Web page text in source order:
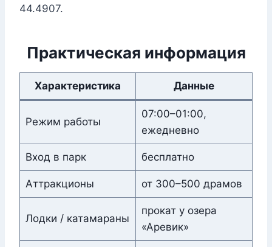
44.4907.
Практическая информация
Характеристика Данные
Режим работы
07:00–01:00,
ежедневно
Вход в парк бесплатно
Аттракционы от 300–500 драмов
Лодки / катамараны
прокат у озера
«Аревик»